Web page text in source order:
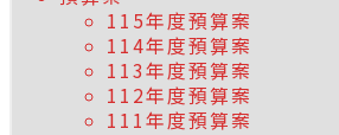
115年度預算案
114年度預算案
113年度預算案
112年度預算案
111年度預算案